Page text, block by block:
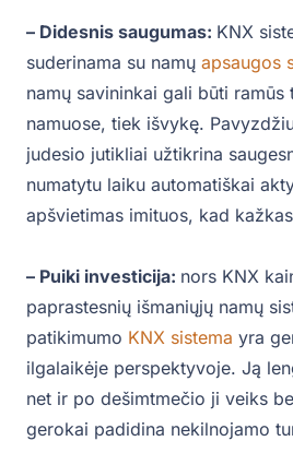
– Didesnis saugumas: KNX
suderinama su namų apsaugos
namų savininkai gali būti ramūs
namuose, tiek išvykę.
judesio jutikliai užtikrina
numatytu laiku automatiškai
apšvietimas imituos, kad
– Puiki investicija: nors KNX
paprastesnių išmaniųjų namų
patikimumo KNX sistema yra
ilgalaikėje perspektyvoje. Ją
net ir po dešimtmečio ji veiks
gerokai padidina nekilnojamo